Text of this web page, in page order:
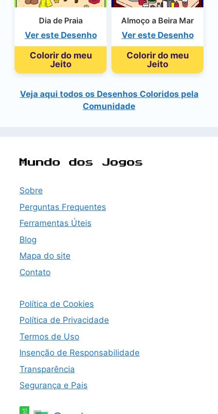
Dia de Praia
Ver este Desenho
Colorir do meu
Jeito
Almoço a Beira Mar
Ver este Desenho
Colorir do meu
Jeito
Veja aqui todos os Desenhos Coloridos pela
Comunidade
Mundo dos Jogos
Sobre
Perguntas Frequentes
Ferramentas Úteis
Blog
Mapa do site
Contato
Política de Cookies
Política de Privacidade
Termos de Uso
Insenção de Responsabilidade
Transparência
Segurança e Pais